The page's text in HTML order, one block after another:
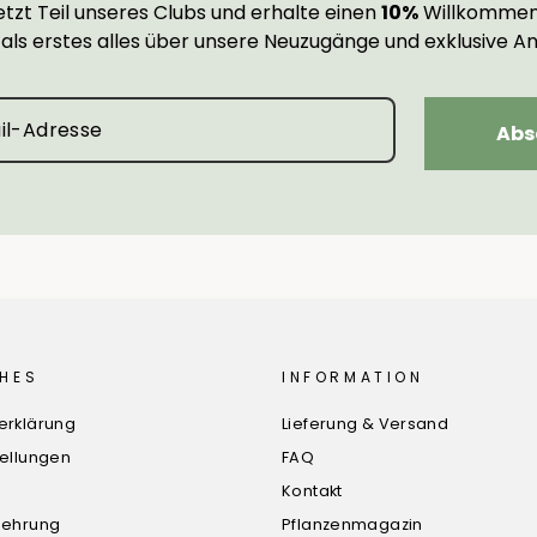
Teil unseres Clubs und erhalte einen10%
erstes alles über unsere Neuzugänge und exklusive
INFORMATION
Lieferung & Versand
FAQ
Kontakt
Pflanzenmagazin